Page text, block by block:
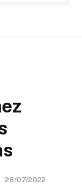
28/07/2022